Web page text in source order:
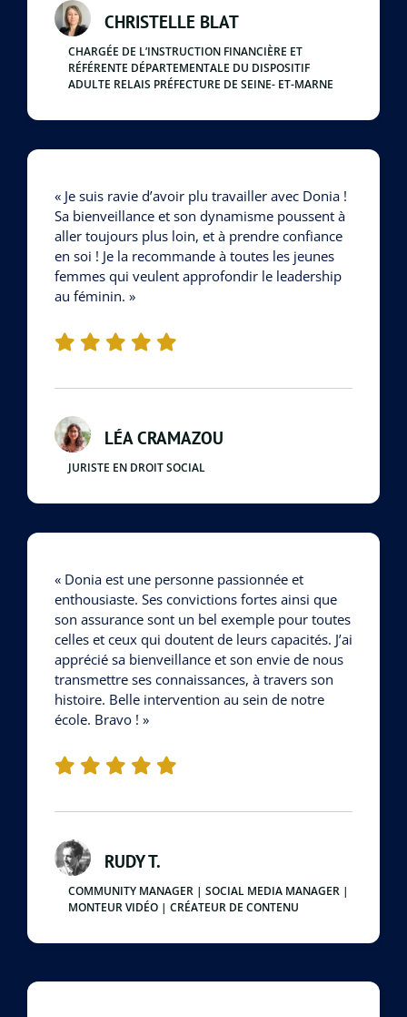
CHRISTELLE BLAT
CHARGÉE DE L’INSTRUCTION FINANCIÈRE ET
RÉFÉRENTE DÉPARTEMENTALE DU DISPOSITIF
ADULTE RELAIS PRÉFECTURE DE SEINE- ET-MARNE
« Je suis ravie d’avoir plu travailler avec Donia !
Sa bienveillance et son dynamisme poussent à
aller toujours plus loin, et à prendre confiance
en soi ! Je la recommande à toutes les jeunes
femmes qui veulent approfondir le leadership
au féminin. »
LÉA CRAMAZOU
JURISTE EN DROIT SOCIAL
« Donia est une personne passionnée et
enthousiaste. Ses convictions fortes ainsi que
son assurance sont un bel exemple pour toutes
celles et ceux qui doutent de leurs capacités. J’ai
apprécié sa bienveillance et son envie de nous
transmettre ses connaissances, à travers son
histoire. Belle intervention au sein de notre
école. Bravo ! »
RUDY T.
COMMUNITY MANAGER | SOCIAL MEDIA MANAGER |
MONTEUR VIDÉO | CRÉATEUR DE CONTENU